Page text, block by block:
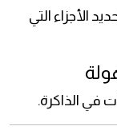
الأجزاء التي
في الذاكرة.